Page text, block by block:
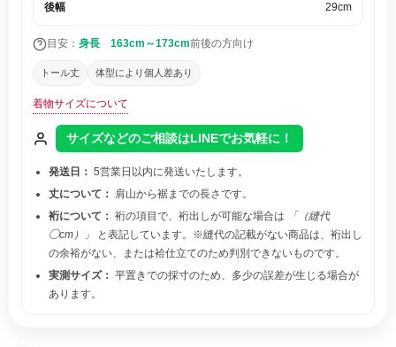
後幅 29cm
目安： 身長 163cm～173cm前後の方向け
トール丈 体型により個人差あり
着物サイズについて
サイズなどのご相談はLINEでお気軽に！
発送日： 5営業日以内に発送いたします。
丈について： 肩山から裾までの長さです。
裄について： 裄の項目で、裄出しが可能な場合は
「（縫代
◯cm）」
と表記しています。※縫代の記載がない商品は、裄出し
の余裕がない、または袷仕立てのため判別できないものです。
実測サイズ： 平置きでの採寸のため、多少の誤差が生じる場合が
あります。